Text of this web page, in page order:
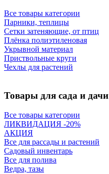
Все товары категории
Парники, теплицы
Сетки затеняющие, от птиц
Плёнка полиэтиленовая
Укрывной материал
Приствольные круги
Чехлы для растений
Товары для сада и дачи
Все товары категории
ЛИКВИДАЦИЯ -20%
АКЦИЯ
Все для рассады и растений
Садовый инвентарь
Все для полива
Ведра, тазы